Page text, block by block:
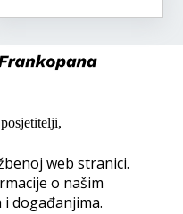
web stranici.
o našim
događanjima.